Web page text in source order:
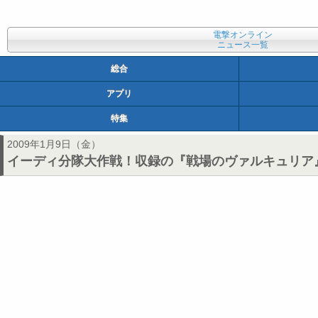
電撃オンライン
ニュース一覧
総合
アプリ
特集
2009年1月9日（金）
イーディ分隊大作戦！収録の『戦場のヴァルキュリア